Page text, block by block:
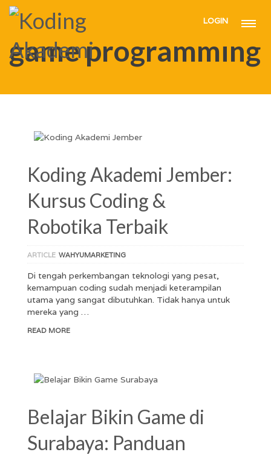
LOGIN
HOME GAME PROGRAMMING
game programming
Koding Akademi Jember:
Kursus Coding &
Robotika Terbaik
ARTICLE WAHYUMARKETING
Di tengah perkembangan teknologi yang pesat,
kemampuan coding sudah menjadi keterampilan
utama yang sangat dibutuhkan. Tidak hanya untuk
mereka yang …
READ MORE
Belajar Bikin Game di
Surabaya: Panduan